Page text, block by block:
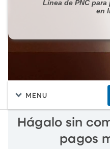
Línea de PNC
en
MENU
Hágalo sin
pagos